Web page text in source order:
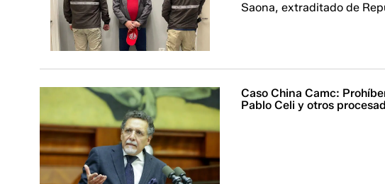
Saona, extraditado de
Caso China Camc:
Pablo Celi y otros